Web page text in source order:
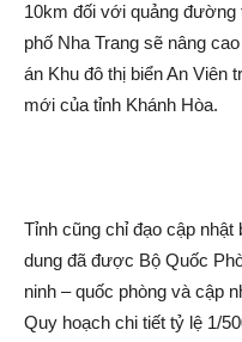
10km đối với quảng
phố Nha Trang sẽ nâng
á‌n Khu đô thị biển An Viên
mới của tỉnh Khánh Hòa.
Tỉnh cũng chỉ đạo cập
dung đã được Bộ Quốc
ninh – quốc phòng và cập
Quy hoạch chi tiết tỷ lệ 1/